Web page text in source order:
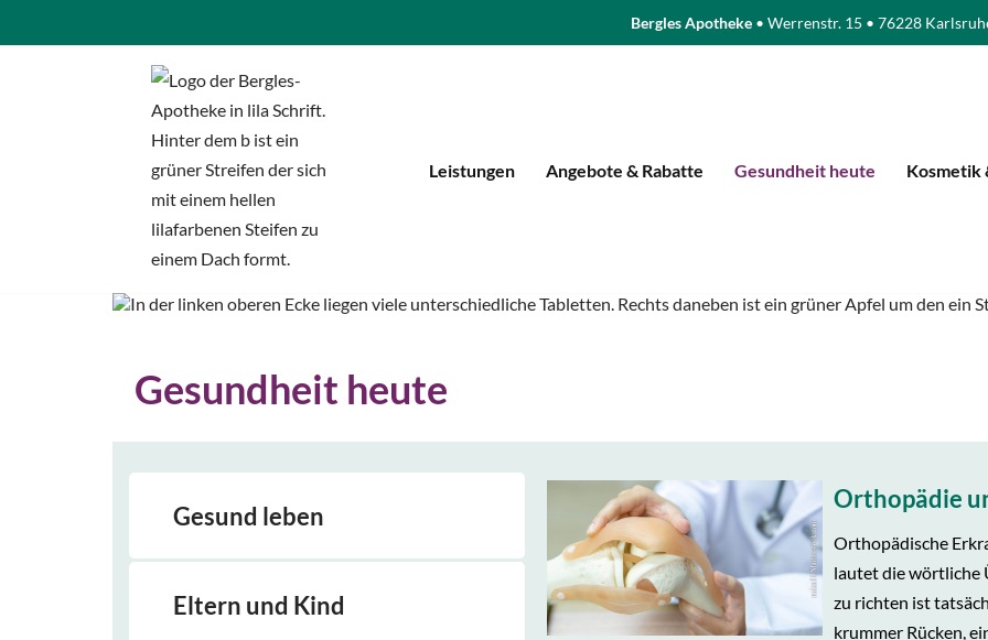
Bergles Apotheke • Werrenstr. 15 • 76228
Leistungen Angebote & Rabatte Gesundheit heute Kosmetik
Gesundheit heute
Gesund leben
Eltern und Kind
Orthopädie
Orthopädische
lautet die wörtliche
zu richten ist
krummer Rücken,